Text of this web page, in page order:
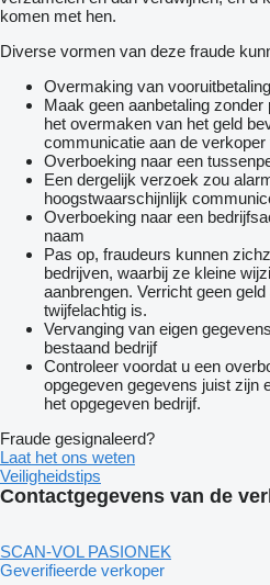
komen met hen.
Diverse vormen van deze fraude
Overmaking van
Maak geen aanbetaling
het overmaken van het geld
communicatie aan de verkoper
Overboeking naar een
Een dergelijk verzoek zou
hoogstwaarschijnlijk
Overboeking naar een
naam
Pas op, fraudeurs kunnen
bedrijven, waarbij ze kleine
aanbrengen. Verricht geen
twijfelachtig is.
Vervanging van eigen
bestaand bedrijf
Controleer voordat u een
opgegeven gegevens juist zijn
het opgegeven bedrijf.
Fraude gesignaleerd?
Laat het ons weten
Veiligheidstips
Contactgegevens van de
SCAN-VOL PASIONEK
Geverifieerde verkoper